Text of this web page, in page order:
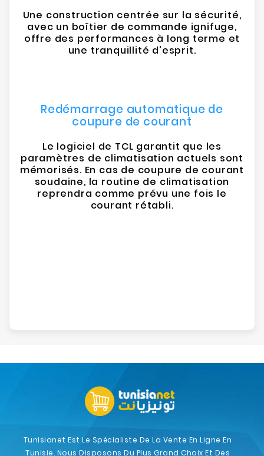
Une construction centrée sur la sécurité,
avec un boîtier de commande ignifuge,
offre des performances à long terme et
une tranquillité d'esprit.
Redémarrage automatique de
coupure de courant
Le logiciel de TCL garantit que les
paramètres de climatisation actuels sont
mémorisés. En cas de coupure de courant
soudaine, la routine de climatisation
reprendra comme prévu une fois le
courant rétabli.
Tunisianet Est Le Spécialiste De La Vente En Ligne En
Tunisie. Nous Disposons Du Plus Grand Choix Et Des